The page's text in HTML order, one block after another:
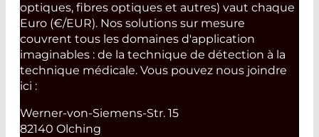
optiques, fibres optiques et autres) vaut chaque
Euro (€/EUR). Nos solutions sur mesure
couvrent tous les domaines d'application
imaginables : de la technique de détection à la
technique médicale. Vous pouvez nous joindre
ici :
Werner-von-Siemens-Str. 15
82140 Olching